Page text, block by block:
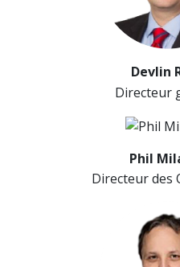
Devlin
Directeur
Phil
Directeur des